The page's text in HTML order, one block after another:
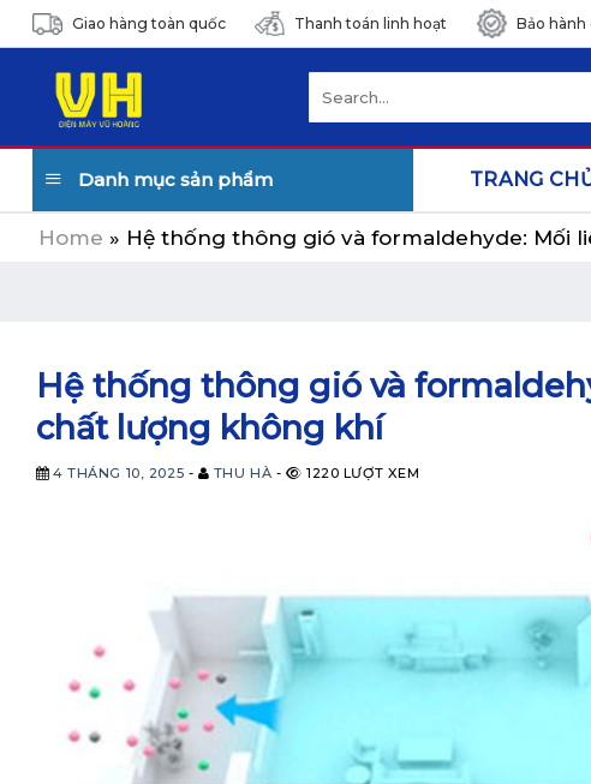
Skip
to
content
Giao hàng toàn quốc Thanh toán linh hoạt Bảo
for:
Danh mục sản phẩm TRANG
Home » Hệ thống thông gió và formaldehyde: Mối
Hệ thống thông gió và
chất lượng không khí
4 THÁNG 10, 2025 - THU HÀ - 1220 LƯỢT XEM